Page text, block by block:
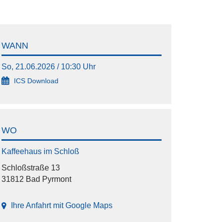
WANN
So, 21.06.2026 / 10:30 Uhr
ICS Download
WO
Kaffeehaus im Schloß
Schloßstraße 13
31812 Bad Pyrmont
Ihre Anfahrt mit Google Maps